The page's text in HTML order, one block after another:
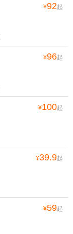
¥92起
¥96起
¥100起
¥39.9起
¥59起